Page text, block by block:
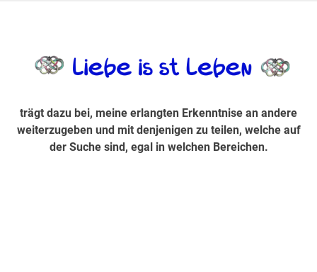
Suche sind, egal in welchen Bereichen.
trägt dazu bei, meine erlangten Erkenntnise an andere
weiterzugeben und mit denjenigen zu teilen, welche auf
der Suche sind, egal in welchen Bereichen.